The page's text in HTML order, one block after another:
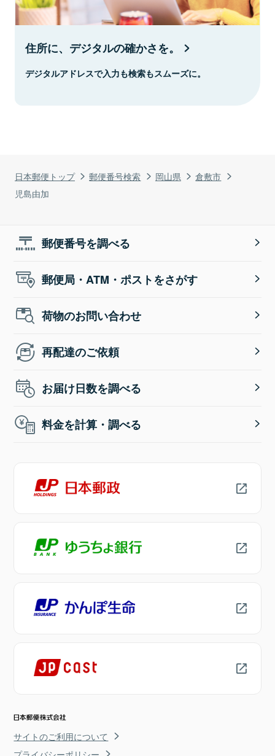
日本郵便トップ 郵便番号検索 岡山県
倉敷市
児島由加
住所に、デジタルの確かさを。
デジタルアドレスで入力も検索もスムーズに。
郵便番号を調べる
郵便局・ATM・ポストをさがす
荷物のお問い合わせ
再配達のご依頼
お届け日数を調べる
料金を計算・調べる
サイトのご利用について